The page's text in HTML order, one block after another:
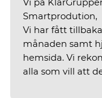
Vi på
Smartprodution,
Vi har fått
månaden samt
hemsida. Vi